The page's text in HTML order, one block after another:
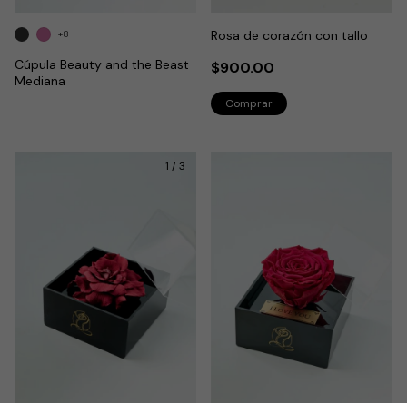
Cúpula Beauty and the Beast
Mediana
+8 Rosa de corazón con tallo
$900.00
1 / 3